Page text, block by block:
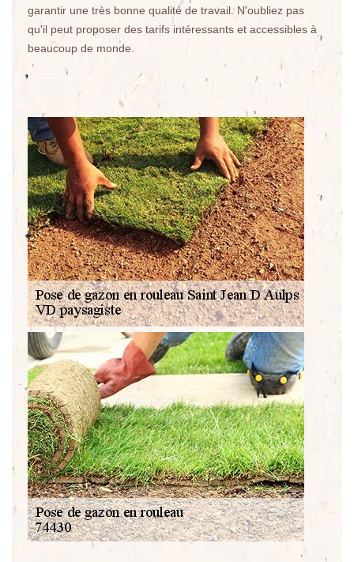
garantir une très bonne qualité de travail. N'oubliez pas
qu'il peut proposer des tarifs intéressants et accessibles à
beaucoup de monde.